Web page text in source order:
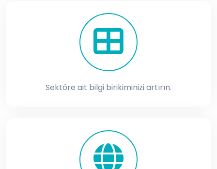
Sektöre ait bilgi birikiminizi artırın.